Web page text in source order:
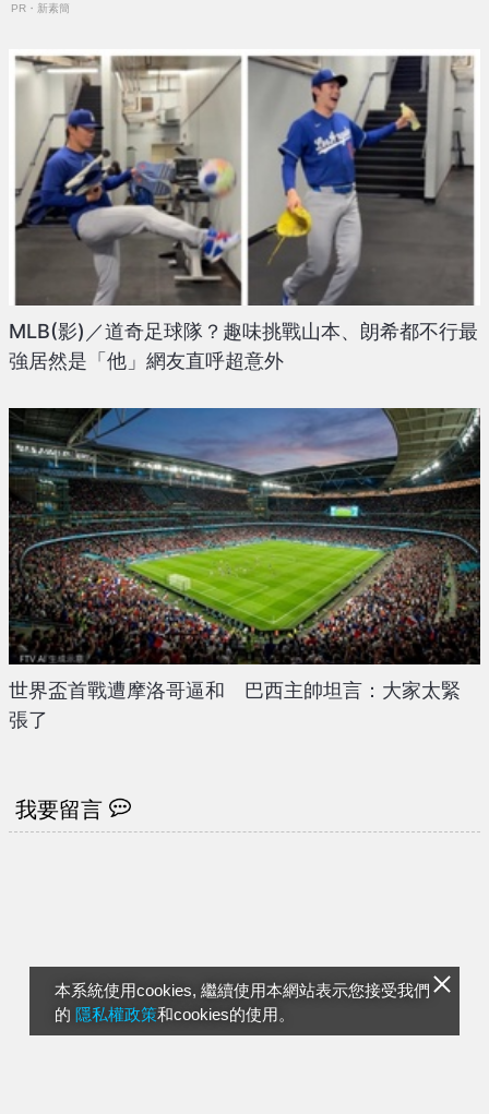
本系統使用cookies, 繼續使用本網站表示您接受我們
的 隱私權政策和cookies的使用。
PR・新素簡
MLB(影)／道奇足球隊？趣味挑戰山本、朗希都不行最
強居然是「他」網友直呼超意外
世界盃首戰遭摩洛哥逼和 巴西主帥坦言：大家太緊
張了
我要留言